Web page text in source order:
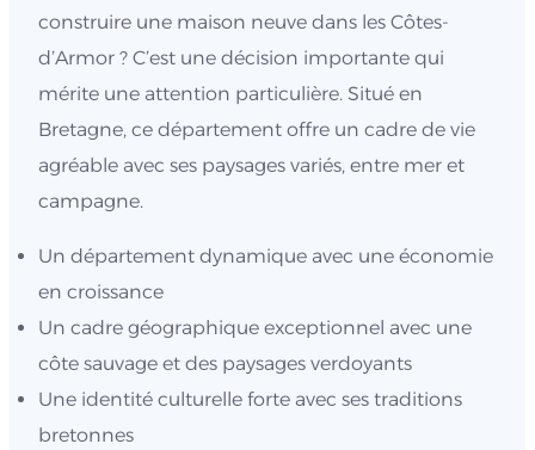
construire une maison neuve dans les Côtes-
d’Armor ? C’est une décision importante qui
mérite une attention particulière. Situé en
Bretagne, ce département offre un cadre de vie
agréable avec ses paysages variés, entre mer et
campagne.
Un département dynamique avec une économie
en croissance
Un cadre géographique exceptionnel avec une
côte sauvage et des paysages verdoyants
Une identité culturelle forte avec ses traditions
bretonnes